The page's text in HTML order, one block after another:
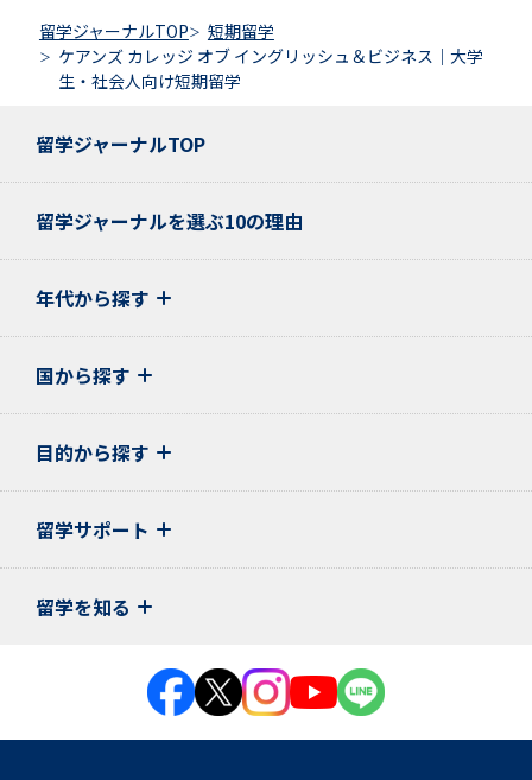
留学ジャーナルTOP
短期留学
ケアンズ カレッジ オブ イングリッシュ＆ビジネス｜大学
生・社会人向け短期留学
留学ジャーナルTOP
留学ジャーナルを選ぶ10の理由
年代から探す
国から探す
目的から探す
留学サポート
留学を知る